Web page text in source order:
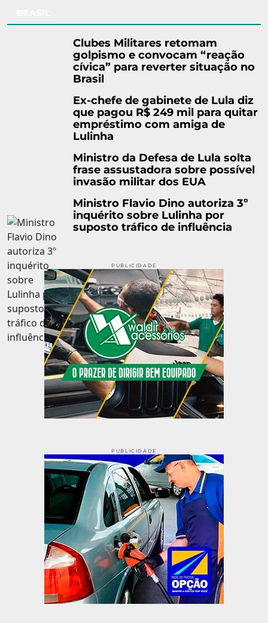
Clubes Militares retomam
golpismo e convocam “reação
cívica” para reverter situação no
Brasil
Ex-chefe de gabinete de Lula diz
que pagou R$ 249 mil para quitar
empréstimo com amiga de
Lulinha
Ministro da Defesa de Lula solta
frase assustadora sobre possível
invasão militar dos EUA
Ministro Flavio Dino autoriza 3º
inquérito sobre Lulinha por
suposto tráfico de influência
PUBLICIDADE
PUBLICIDADE